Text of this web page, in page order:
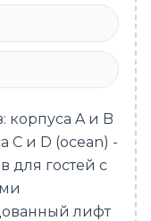
корпуса A и B
C и D (ocean) -
для гостей с
лифт